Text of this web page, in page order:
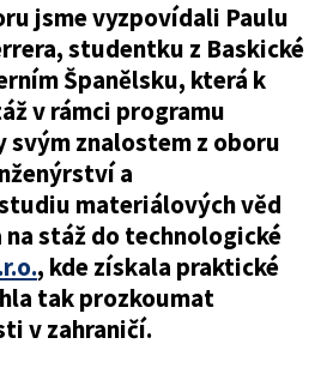
jsme vyzpovídali Paulu
studentku z Baskické
Španělsku, která k
v rámci programu
svým znalostem z oboru
a
materiálových věd
stáž do technologické
, kde získala praktické
tak prozkoumat
v zahraničí.